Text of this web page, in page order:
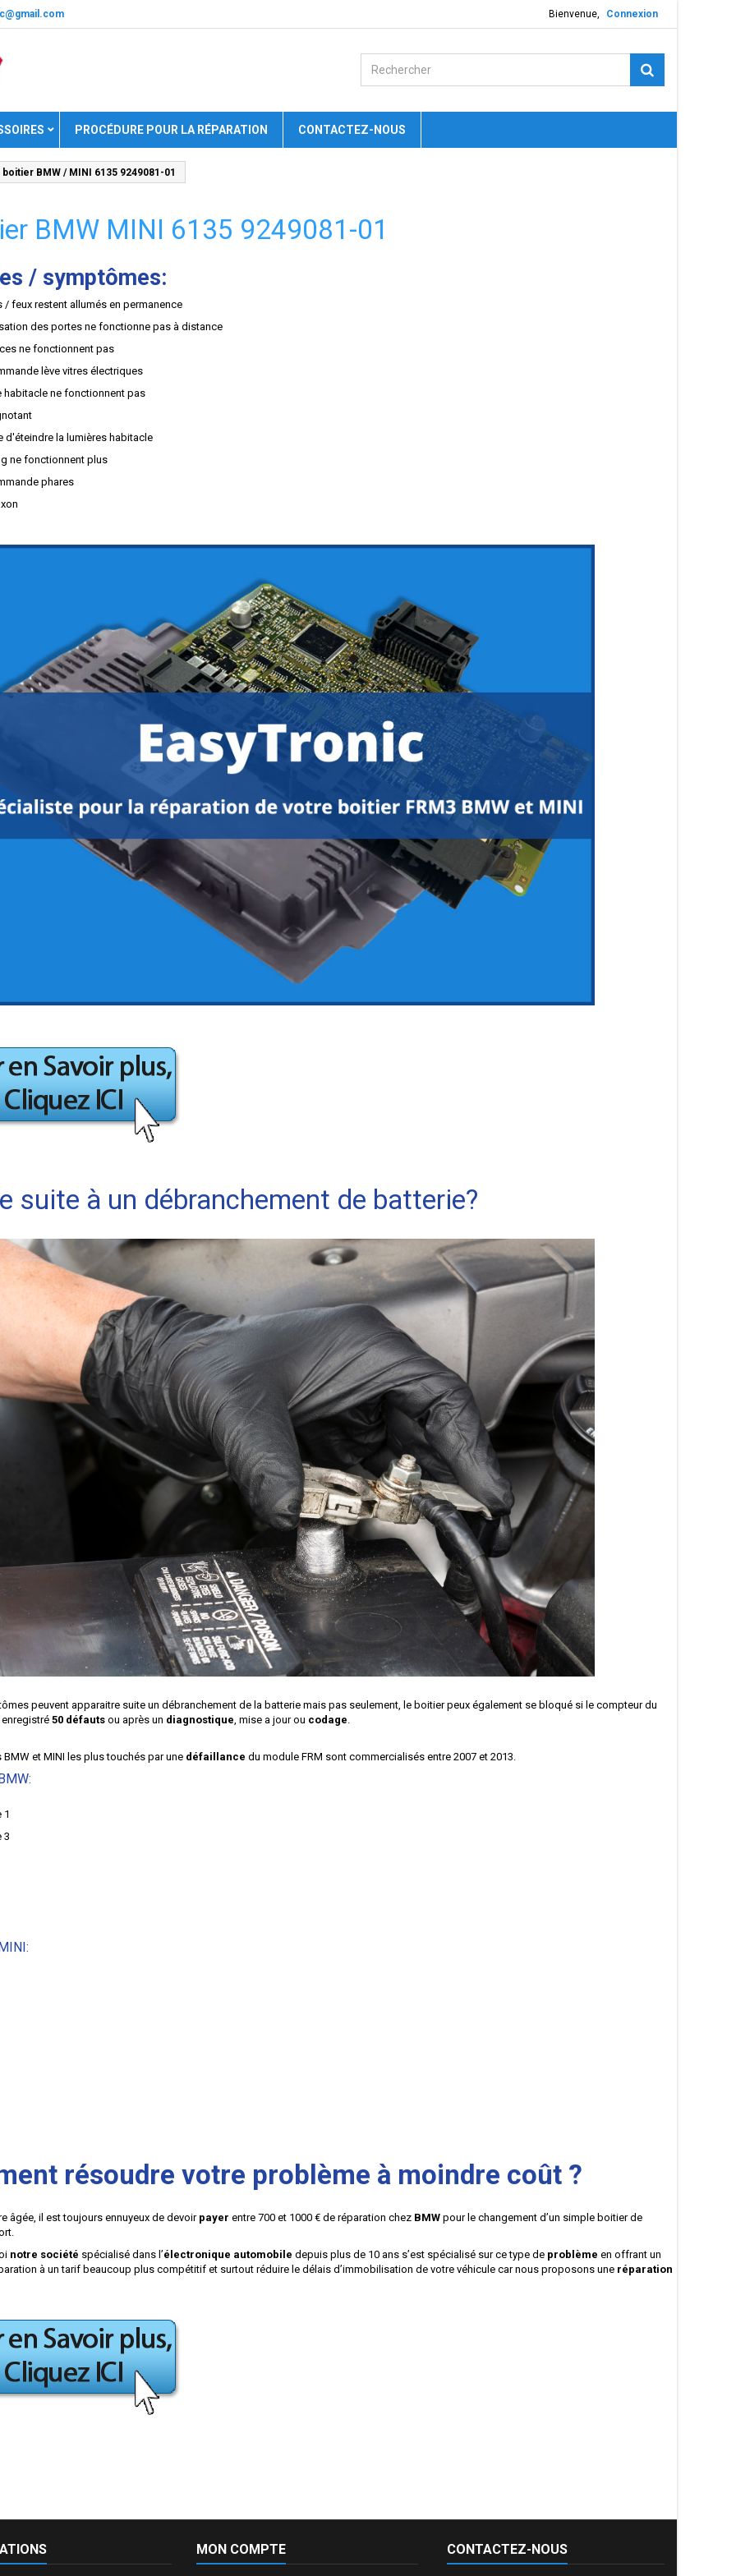
Bienvenue, Connexion
PROCÉDURE POUR LA RÉPARATION CONTACTEZ-NOUS
BMW / MINI 6135 9249081-01
BMW MINI 6135 9249081-01
/ symptômes:
/ feux restent allumés en permanence
des portes ne fonctionne pas à distance
ne fonctionnent pas
lève vitres électriques
habitacle ne fonctionnent pas
d'éteindre la lumières habitacle
ne fonctionnent plus
phares
suite à un débranchement de batterie?
peuvent apparaitre suite un débranchement de la batterie mais pas seulement, le boitier peux également se bloqué si le compteur du
50 défauts ou après un diagnostique, mise a jour ou codage.
BMW et MINI les plus touchés par une défaillance du module FRM sont commercialisés entre 2007 et 2013.
1
3
résoudre votre problème à moindre coût ?
âgée, il est toujours ennuyeux de devoir payer entre 700 et 1000 € de réparation chez BMW pour le changement d’un simple boitier de
notre société spécialisé dans l’électronique automobile depuis plus de 10 ans s’est spécialisé sur ce type de problème en offrant un
à un tarif beaucoup plus compétitif et surtout réduire le délais d’immobilisation de votre véhicule car nous proposons une réparation
MON COMPTE CONTACTEZ-NOUS